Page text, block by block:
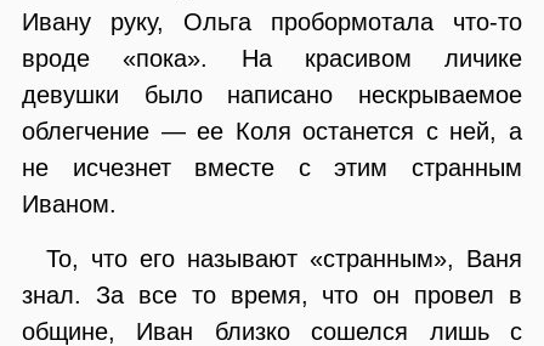
Ивану руку, Ольга пробормотала что-то
вроде «пока». На красивом личике
девушки было написано нескрываемое
облегчение — ее Коля останется с ней, а
не исчезнет вместе с этим странным
Иваном.
То, что его называют «странным», Ваня
знал. За все то время, что он провел в
общине, Иван близко сошелся лишь с